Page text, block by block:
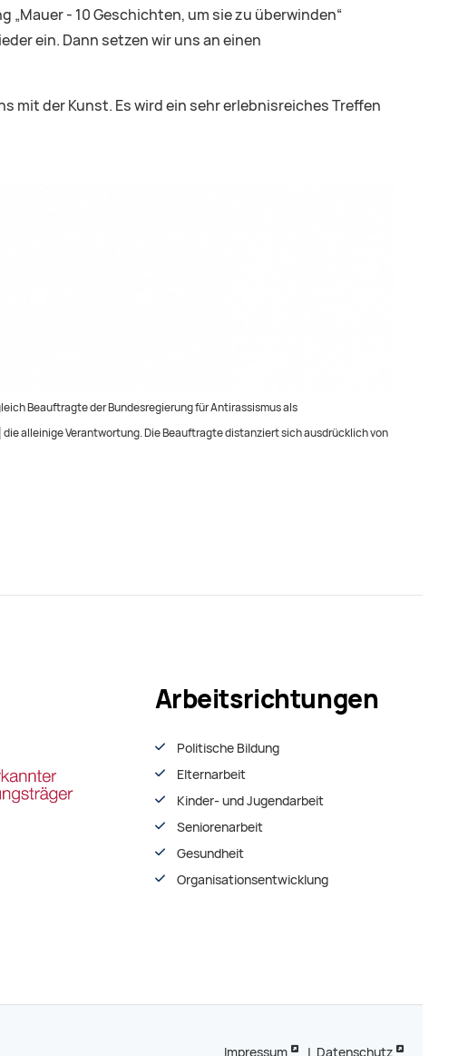
- 10 Geschichten, um sie zu überwinden“
ein. Dann setzen wir uns an einen
mit der Kunst. Es wird ein sehr erlebnisreiches Treffen
Beauftragte der Bundesregierung für Antirassismus als
alleinige Verantwortung. Die Beauftragte distanziert sich ausdrücklich von
Arbeitsrichtungen
Politische Bildung
Elternarbeit
Kinder- und Jugendarbeit
Seniorenarbeit
Gesundheit
Organisationsentwiсklung
Impressum | Datenschutz